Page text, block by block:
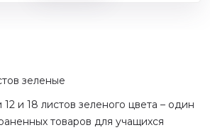
зеленые
и 18 листов зеленого цвета – один
товаров для учащихся